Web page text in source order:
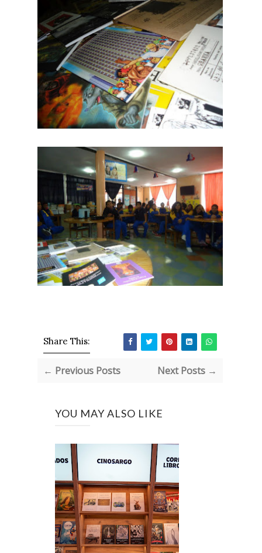
Share This:
← Previous Posts Next Posts →
YOU MAY ALSO LIKE